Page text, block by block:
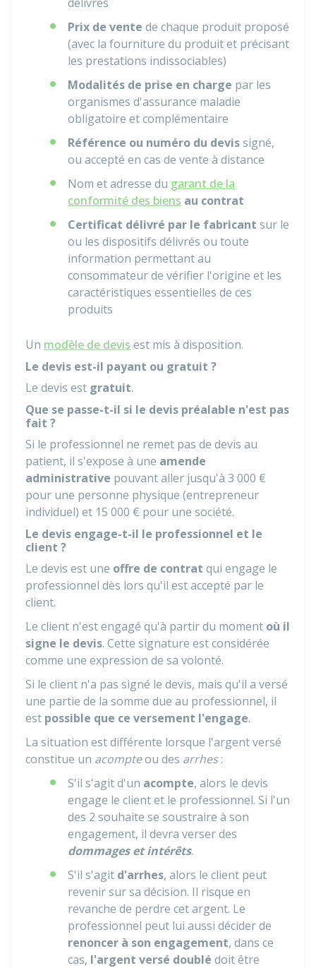
Prix de vente de chaque produit proposé
(avec la fourniture du produit et précisant
les prestations indissociables)
Modalités de prise en charge par les
organismes d'assurance maladie
obligatoire et complémentaire
Référence ou numéro du devissigné,
ou accepté en cas de vente à distance
Nom et adresse du garant de la
conformité des biens au contrat
Certificat délivré par le fabricant sur le
ou les dispositifs délivrés ou toute
information permettant au
consommateur de vérifier l'origine et les
caractéristiques essentielles de ces
produits
Un modèle de devis est mis à disposition.
Le devis est-il payant ou gratuit ?
Le devis est gratuit.
Que se passe-t-il si le devis préalable n'est pas
fait ?
Si le professionnel ne remet pas de devis au
patient, il s'expose à une amende
administrative pouvant aller jusqu'à 3 000 €
pour une personne physique (entrepreneur
individuel) et 15 000 € pour une société.
Le devis engage-t-il le professionnel et le
client ?
Le devis est une offre de contrat qui engage le
professionnel dès lors qu'il est accepté par le
client.
Le client n'est engagé qu'à partir du moment où il
signe le devis. Cette signature est considérée
comme une expression de sa volonté.
Si le client n'a pas signé le devis, mais qu'il a versé
une partie de la somme due au professionnel, il
est possible que ce versement l'engage.
La situation est différente lorsque l'argent versé
constitue un acompteou des arrhes:
S'il s'agit d'un acompte, alors le devis
engage le client et le professionnel. Si l'un
des 2 souhaite se soustraire à son
engagement, il devra verser des
dommages et intérêts.
S'il s'agit d'arrhes, alors le client peut
revenir sur sa décision. Il risque en
revanche de perdre cet argent. Le
professionnel peut lui aussi décider de
renoncer à son engagement, dans ce
cas, l'argent versé doublé doit être